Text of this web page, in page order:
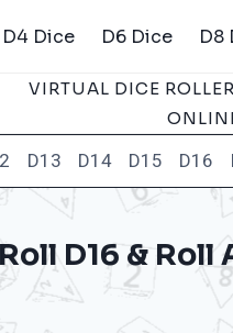
D4 Dice D6 Dice D8
VIRTUAL DICE ROLLER
D13 D14 D15 D16
Roll D16 & Roll